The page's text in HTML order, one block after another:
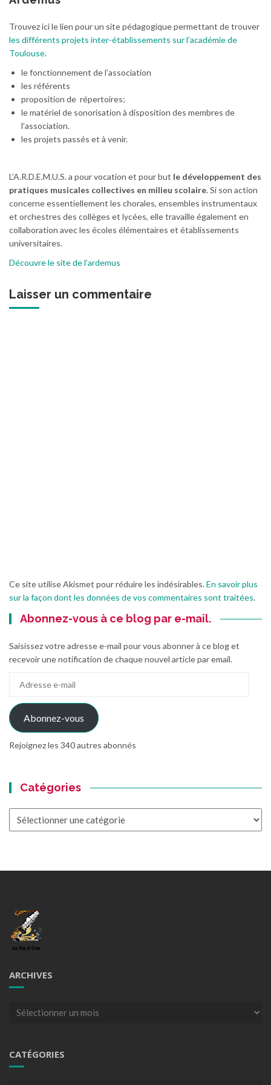
Trouvez ici le lien pour un site pédagogique permettant de trouver
les différents projets inter-établissements sur l’académie de
Toulouse.
le fonctionnement de l’association
les référents
proposition de répertoires;
le matériel de sonorisation à disposition des membres de
l’association.
les projets passés et à venir.
L’A.R.D.E.M.U.S. a pour vocation et pour but le développement des
pratiques musicales collectives en milieu scolaire. Si son action
concerne essentiellement les chorales, ensembles instrumentaux
et orchestres des collèges et lycées, elle travaille également en
collaboration avec les écoles élémentaires et établissements
universitaires.
Découvre le site de l’ardemus
Laisser un commentaire
Ce site utilise Akismet pour réduire les indésirables.En savoir plus
sur la façon dont les données de vos commentaires sont traitées.
Abonnez-vous à ce blog par e-mail.
Saisissez votre adresse e-mail pour vous abonner à ce blog et
recevoir une notification de chaque nouvel article par email.
mail
Abonnez-vous
Rejoignez les 340 autres abonnés
Catégories
ARCHIVES
Archives
CATÉGORIES